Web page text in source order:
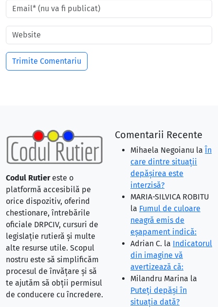
Codul Rutiereste o
platformă accesibilă pe
orice dispozitiv, oferind
chestionare, întrebările
oficiale DRPCIV, cursuri de
legislație rutieră și multe
alte resurse utile. Scopul
nostru este să simplificăm
procesul de învățare și să
te ajutăm să obții permisul
de conducere cu încredere.
Comentarii Recente
Mihaela Negoianu la În
care dintre situaţii
depăşirea este
interzisă?
MARIA-SILVICA ROBITU
la Fumul de culoare
neagră emis de
eşapament indică:
Adrian C. la Indicatorul
din imagine vă
avertizează că:
Milandru Marina la
Puteţi depăşi în
situaţia dată?